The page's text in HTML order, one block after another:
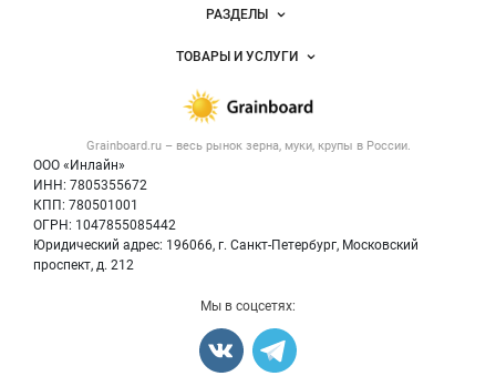
Grainboard.ru – весь рынок зерна, муки, крупы в России.
ООО «Инлайн»
ИНН: 7805355672
КПП: 780501001
ОГРН: 1047855085442
Юридический адрес: 196066, г. Санкт-Петербург, Московский
проспект, д. 212
Новости Grainboard.ru
Размещение рекламы
Публичная оферта
Контактная информация
Политика обработки персональных данных
РАЗДЕЛЫ
Объявления
Новости рынка
ТОВАРЫ И УСЛУГИ
Крупы
Мука
Мы в соцсетях: